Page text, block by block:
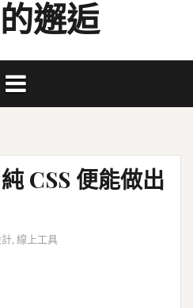
邂逅
CSS 便能做出
,線上工具